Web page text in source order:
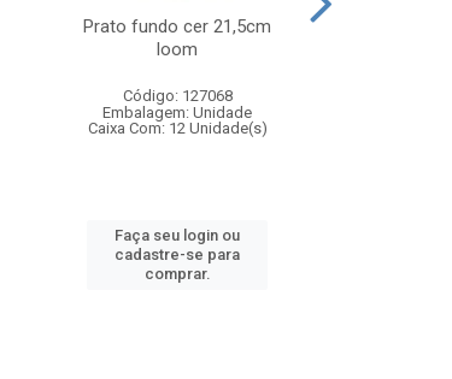
Prato fundo cer 21,5cm
loom
Código: 127068
Embalagem: Unidade
Caixa Com: 12 Unidade(s)
Faça seu login ou
cadastre-se para
comprar.